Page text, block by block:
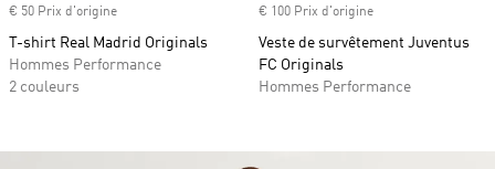
€ 50 Prix d'origine
T-shirt Real Madrid Originals
Hommes Performance
2 couleurs
€ 100 Prix d'origine
Veste de survêtement Juventus
FC Originals
Hommes Performance